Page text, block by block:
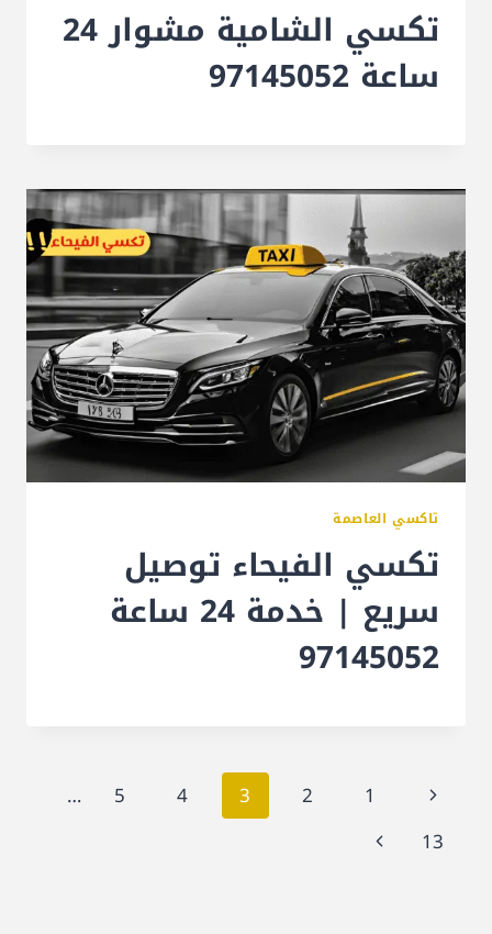
تكسي الشامية مشوار 24
ساعة 97145052
تاكسي العاصمة
تكسي الفيحاء توصيل
سريع | خدمة 24 ساعة
97145052
تنقل
الصفحة
الصفحة
السابقة
1
2
3
4
5
…
13
الصفحة